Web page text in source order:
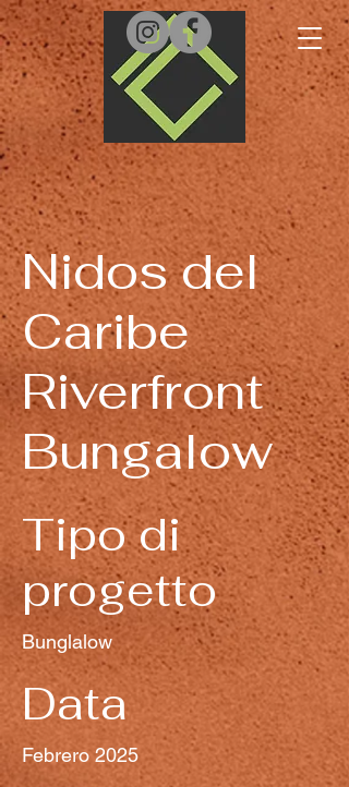
Nidos del
Caribe
Riverfront
Bungalow
Tipo di
progetto
Bunglalow
Data
Febrero 2025